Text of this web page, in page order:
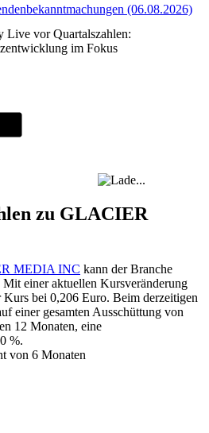
(06.08.2026)
Live vor Quartalszahlen:
im Fokus
zu GLACIER
MEDIA INC kann der Branche
Mit einer aktuellen Kursveränderung
Kurs bei 0,206 Euro. Beim derzeitigen
einer gesamten Ausschüttung von
12 Monaten, eine
%.
von 6 Monaten